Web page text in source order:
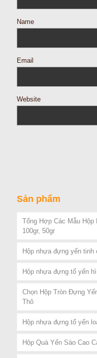
Name
Email
Website
Sản phẩm
Tổng Hợp Các Mẫu
100gr, 50gr
Hộp nhựa đựng yến tinh
Hộp nhựa đựng tổ yến
Chọn Hộp Tròn Đựng
Thô
Hộp nhựa đựng tổ yến
Hộp Quà Yến Sào Cao